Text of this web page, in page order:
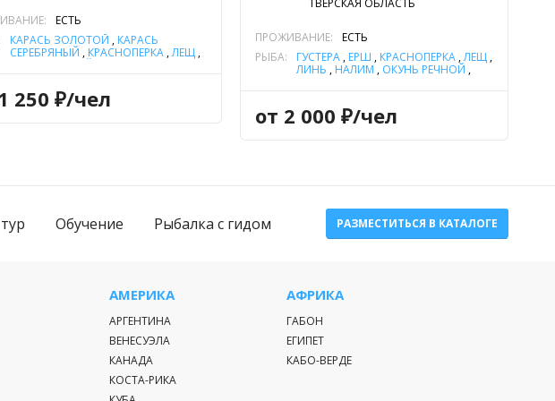
ЕСТЬ
КАРАСЬ ЗОЛОТОЙ , КАРАСЬ
СЕРЕБРЯНЫЙ , КРАСНОПЕРКА,ЛЕЩ,
250 ₽/чел
ТВЕРСКАЯ ОБЛАСТЬ
ПРОЖИВАНИЕ:
ЕСТЬ
РЫБА:
ГУСТЕРА, ЁРШ , КРАСНОПЕРКА,ЛЕЩ,
ЛИНЬ , НАЛИМ , ОКУНЬ РЕЧНОЙ ,
от 2 000 ₽/чел
Обучение Рыбалка с гидом РАЗМЕСТИТЬСЯ В КАТАЛОГЕ
АМЕРИКА
АРГЕНТИНА
ВЕНЕСУЭЛА
КАНАДА
КОСТА-РИКА
АФРИКА
ГАБОН
ЕГИПЕТ
КАБО-ВЕРДЕ